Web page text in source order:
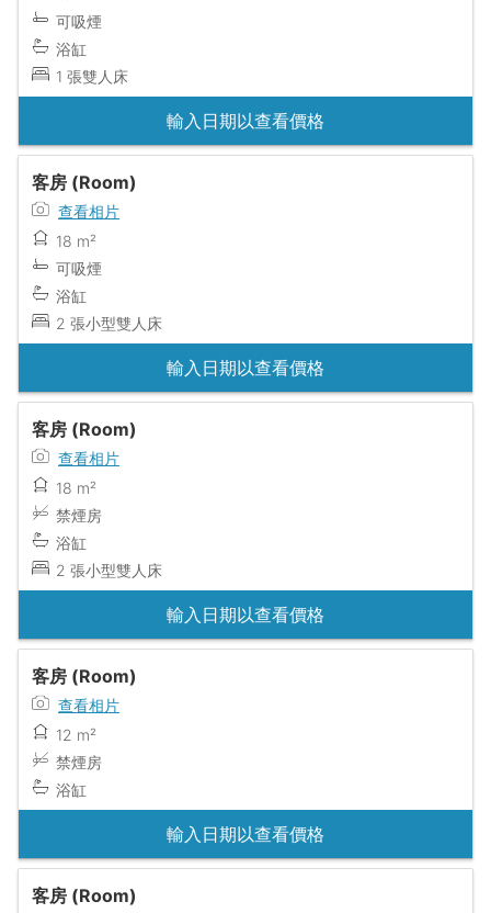
可吸煙
浴缸
1 張雙人床
輸入日期以查看價格
客房 (Room)
查看相片
18 m²
可吸煙
浴缸
2 張小型雙人床
輸入日期以查看價格
客房 (Room)
查看相片
18 m²
禁煙房
浴缸
2 張小型雙人床
輸入日期以查看價格
客房 (Room)
查看相片
12 m²
禁煙房
浴缸
輸入日期以查看價格
客房 (Room)